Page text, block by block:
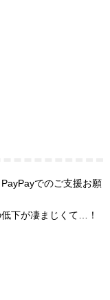
でのご支援お願
下が凄まじくて…！